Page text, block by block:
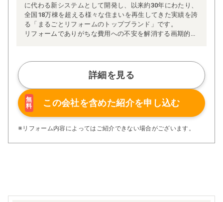
に代わる新システムとして開発し、以来約30年にわたり、
全国18万棟を超える様々な住まいを再生してきた実績を誇
る「まるごとリフォームのトップブランド」です。
リフォームでありがちな費用への不安を解消する画期的な
ム」、経験豊かなセールスエンジニアによる「一貫担当
制」などが高い信頼を得ています。
また、大規模リフォームに習熟した施工管理者が現場を統
括する「専属棟梁制」、豊富な実績に裏付けられた充実の
施工マニュアルや検査体制により高い施工品質を実現。
さらに、住友不動産のリフォームならではの充実の保証、
アフターサービス体制で工事後も安心です。
ぜひ、あなたの大切なお住まいの再生を私たちにお任せく
詳細を見る
無
料
この会社を含めた紹介を申し込む
※リフォーム内容によってはご紹介できない場合がございます。